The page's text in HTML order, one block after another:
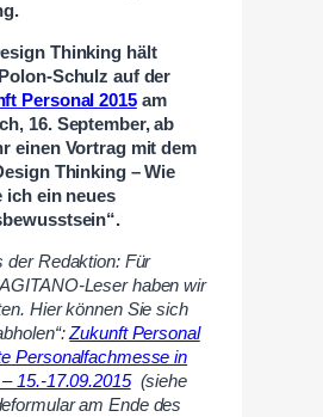
Thinking hält
Schulz auf der
Personal 2015am
16. September, ab
einen Vortrag mit dem
Thinking – Wie
ich ein neues
der Redaktion: Für
Leser haben wir
Hier können Sie sich
Zukunft Personal
Personalfachmesse in
15.-17.09.2015(siehe
am Ende des